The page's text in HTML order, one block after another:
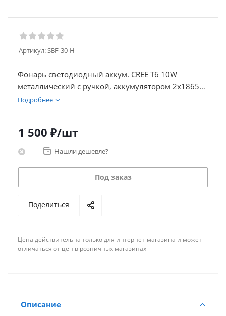
Артикул:SBF-30-H
Фонарь светодиодный аккум. CREE T6 10W
металлический с ручкой, аккумулятором 2х18650
IP54 SBF-30-H
Подробнее
1 500 ₽/шт
Нашли дешевле?
Под заказ
Поделиться
Цена действительна только для интернет-магазина и может
отличаться от цен в розничных магазинах
Описание